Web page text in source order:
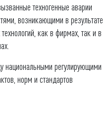
техногенные аварии
возникающими в результате
как в фирмах, так и в
национальными регулирующими
норм и стандартов